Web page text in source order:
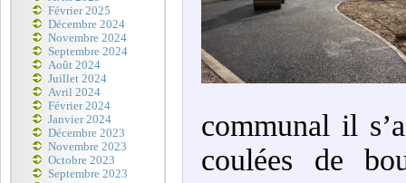
Février 2025
Décembre 2024
Novembre 2024
Septembre 2024
Août 2024
Juillet 2024
Avril 2024
Février 2024
Janvier 2024
Décembre 2023
Novembre 2023
Octobre 2023
Septembre 2023
communal il
coulées de